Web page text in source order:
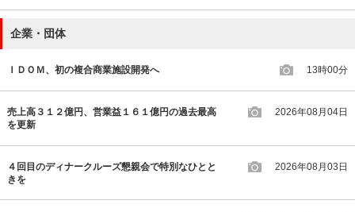
企業・団体
ＩＤＯＭ、初の複合商業施設開発へ 13時00分
売上高３１２億円、営業益１６１億円の過去最高
を更新
2026年08月04日
４回目のディナークルーズ懇親会で特別なひとと
きを
2026年08月03日